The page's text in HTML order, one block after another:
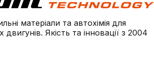
матеріали та автохімія для
Якість та інновації з 2004